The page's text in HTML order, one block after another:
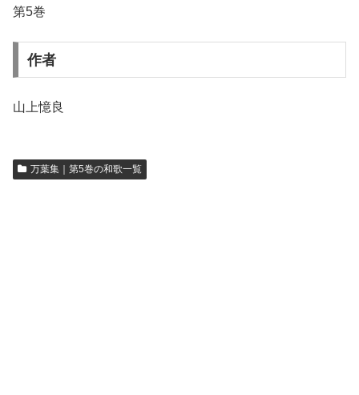
第5巻
作者
山上憶良
万葉集｜第5巻の和歌一覧